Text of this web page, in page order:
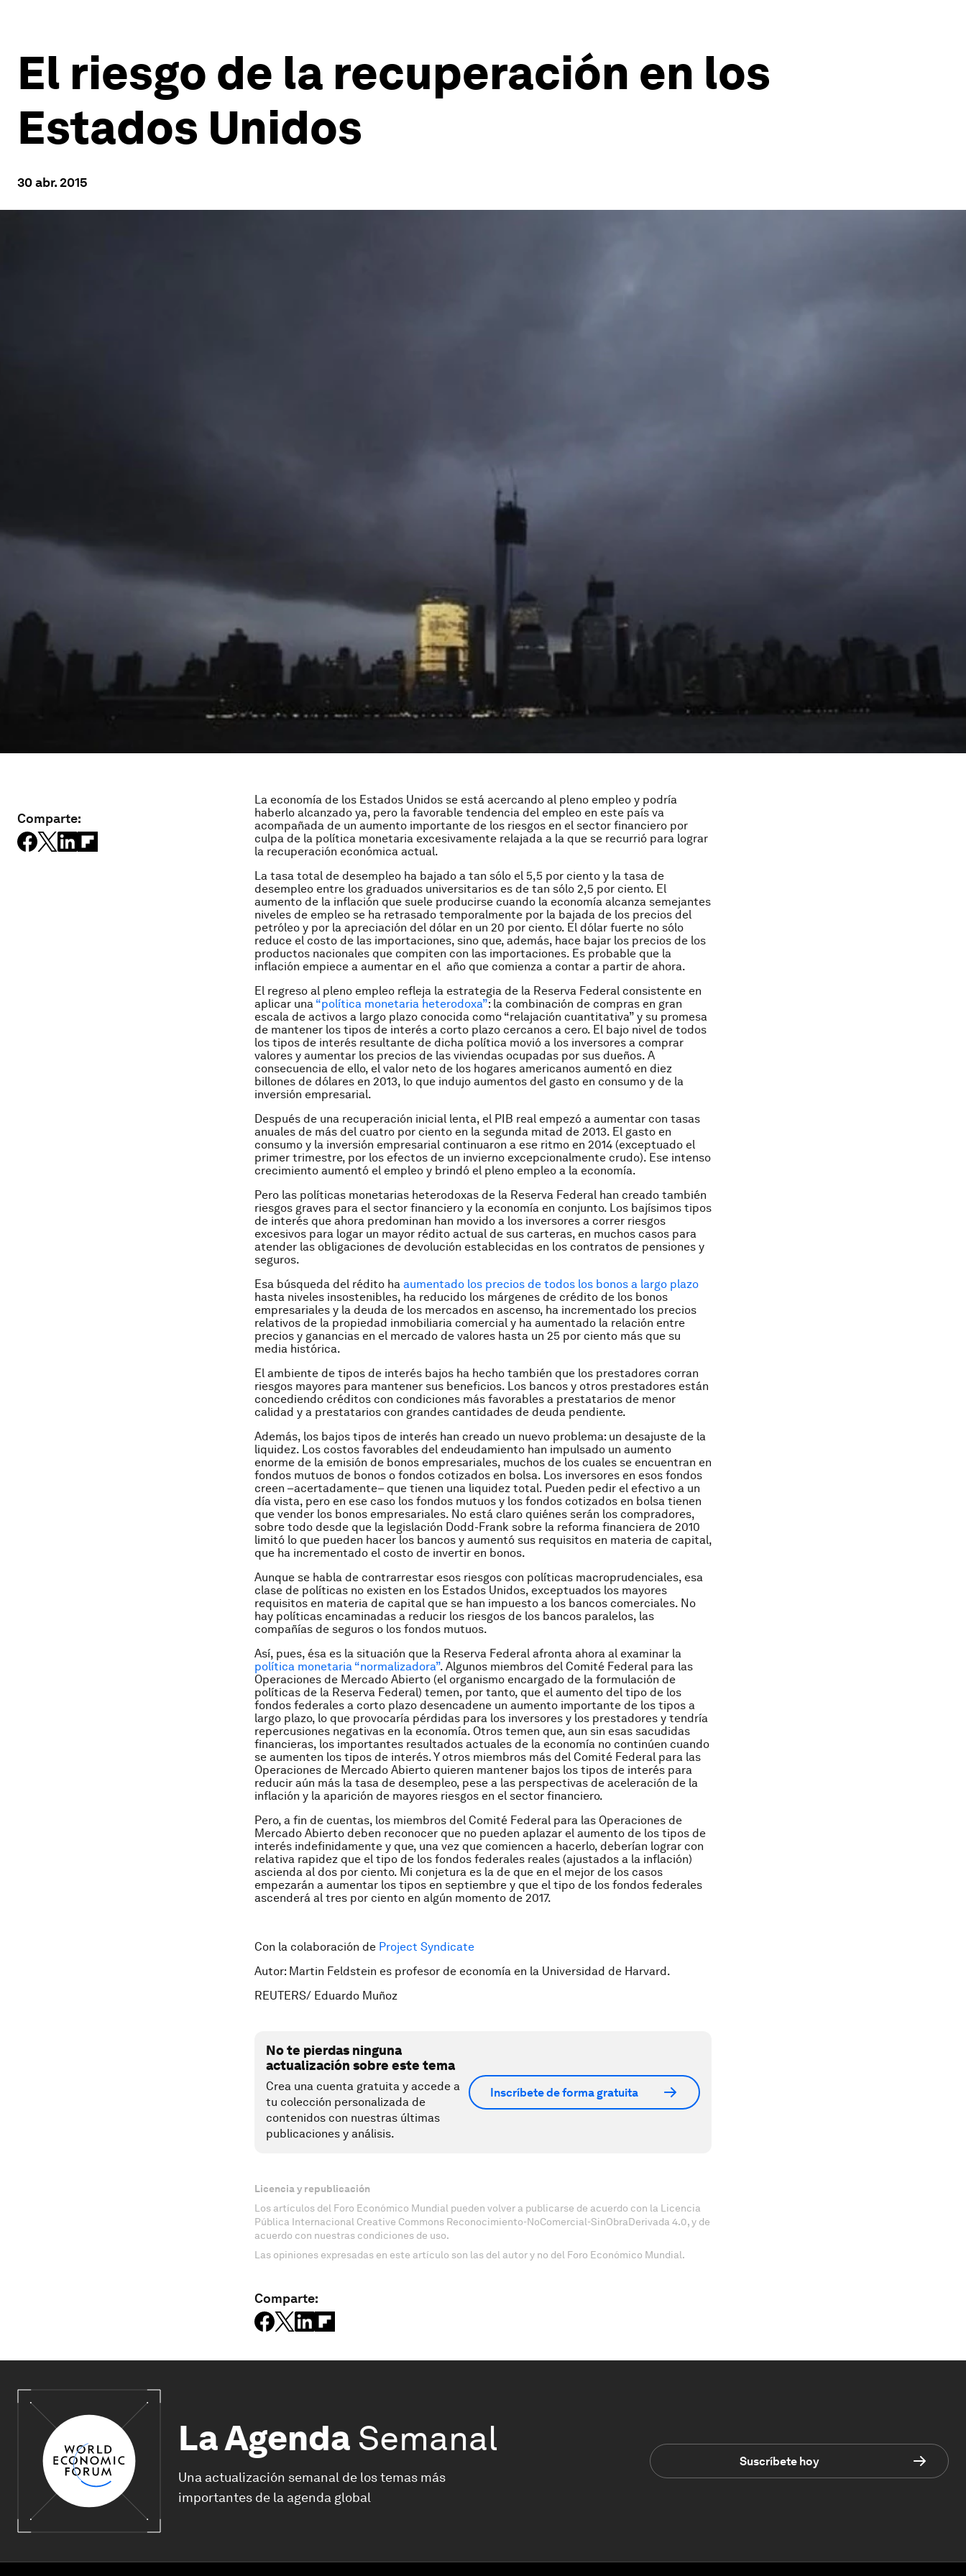
El riesgo de la recuperación en los
Estados Unidos
30 abr. 2015
Comparte:
La economía de los Estados Unidos se está acercando al pleno empleo y podría
haberlo alcanzado ya, pero la favorable tendencia del empleo en este país va
acompañada de un aumento importante de los riesgos en el sector financiero por
culpa de la política monetaria excesivamente relajada a la que se recurrió para lograr
la recuperación económica actual.
La tasa total de desempleo ha bajado a tan sólo el 5,5 por ciento y la tasa de
desempleo entre los graduados universitarios es de tan sólo 2,5 por ciento. El
aumento de la inflación que suele producirse cuando la economía alcanza semejantes
niveles de empleo se ha retrasado temporalmente por la bajada de los precios del
petróleo y por la apreciación del dólar en un 20 por ciento. El dólar fuerte no sólo
reduce el costo de las importaciones, sino que, además, hace bajar los precios de los
productos nacionales que compiten con las importaciones. Es probable que la
inflación empiece a aumentar en el año que comienza a contar a partir de ahora.
El regreso al pleno empleo refleja la estrategia de la Reserva Federal consistente en
aplicar una “política monetaria heterodoxa”: la combinación de compras en gran
escala de activos a largo plazo conocida como “relajación cuantitativa” y su promesa
de mantener los tipos de interés a corto plazo cercanos a cero. El bajo nivel de todos
los tipos de interés resultante de dicha política movió a los inversores a comprar
valores y aumentar los precios de las viviendas ocupadas por sus dueños. A
consecuencia de ello, el valor neto de los hogares americanos aumentó en diez
billones de dólares en 2013, lo que indujo aumentos del gasto en consumo y de la
inversión empresarial.
Después de una recuperación inicial lenta, el PIB real empezó a aumentar con tasas
anuales de más del cuatro por ciento en la segunda mitad de 2013. El gasto en
consumo y la inversión empresarial continuaron a ese ritmo en 2014 (exceptuado el
primer trimestre, por los efectos de un invierno excepcionalmente crudo). Ese intenso
crecimiento aumentó el empleo y brindó el pleno empleo a la economía.
Pero las políticas monetarias heterodoxas de la Reserva Federal han creado también
riesgos graves para el sector financiero y la economía en conjunto. Los bajísimos tipos
de interés que ahora predominan han movido a los inversores a correr riesgos
excesivos para logar un mayor rédito actual de sus carteras, en muchos casos para
atender las obligaciones de devolución establecidas en los contratos de pensiones y
seguros.
Esa búsqueda del rédito ha aumentado los precios de todos los bonos a largo plazo
hasta niveles insostenibles, ha reducido los márgenes de crédito de los bonos
empresariales y la deuda de los mercados en ascenso, ha incrementado los precios
relativos de la propiedad inmobiliaria comercial y ha aumentado la relación entre
precios y ganancias en el mercado de valores hasta un 25 por ciento más que su
media histórica.
El ambiente de tipos de interés bajos ha hecho también que los prestadores corran
riesgos mayores para mantener sus beneficios. Los bancos y otros prestadores están
concediendo créditos con condiciones más favorables a prestatarios de menor
calidad y a prestatarios con grandes cantidades de deuda pendiente.
Además, los bajos tipos de interés han creado un nuevo problema: un desajuste de la
liquidez. Los costos favorables del endeudamiento han impulsado un aumento
enorme de la emisión de bonos empresariales, muchos de los cuales se encuentran en
fondos mutuos de bonos o fondos cotizados en bolsa. Los inversores en esos fondos
creen –acertadamente– que tienen una liquidez total. Pueden pedir el efectivo a un
día vista, pero en ese caso los fondos mutuos y los fondos cotizados en bolsa tienen
que vender los bonos empresariales. No está claro quiénes serán los compradores,
sobre todo desde que la legislación Dodd-Frank sobre la reforma financiera de 2010
limitó lo que pueden hacer los bancos y aumentó sus requisitos en materia de capital,
que ha incrementado el costo de invertir en bonos.
Aunque se habla de contrarrestar esos riesgos con políticas macroprudenciales, esa
clase de políticas no existen en los Estados Unidos, exceptuados los mayores
requisitos en materia de capital que se han impuesto a los bancos comerciales. No
hay políticas encaminadas a reducir los riesgos de los bancos paralelos, las
compañías de seguros o los fondos mutuos.
Así, pues, ésa es la situación que la Reserva Federal afronta ahora al examinar la
política monetaria “normalizadora”. Algunos miembros del Comité Federal para las
Operaciones de Mercado Abierto (el organismo encargado de la formulación de
políticas de la Reserva Federal) temen, por tanto, que el aumento del tipo de los
fondos federales a corto plazo desencadene un aumento importante de los tipos a
largo plazo, lo que provocaría pérdidas para los inversores y los prestadores y tendría
repercusiones negativas en la economía. Otros temen que, aun sin esas sacudidas
financieras, los importantes resultados actuales de la economía no continúen cuando
se aumenten los tipos de interés. Y otros miembros más del Comité Federal para las
Operaciones de Mercado Abierto quieren mantener bajos los tipos de interés para
reducir aún más la tasa de desempleo, pese a las perspectivas de aceleración de la
inflación y la aparición de mayores riesgos en el sector financiero.
Pero, a fin de cuentas, los miembros del Comité Federal para las Operaciones de
Mercado Abierto deben reconocer que no pueden aplazar el aumento de los tipos de
interés indefinidamente y que, una vez que comiencen a hacerlo, deberían lograr con
relativa rapidez que el tipo de los fondos federales reales (ajustados a la inflación)
ascienda al dos por ciento. Mi conjetura es la de que en el mejor de los casos
empezarán a aumentar los tipos en septiembre y que el tipo de los fondos federales
ascenderá al tres por ciento en algún momento de 2017.
Con la colaboración de Project Syndicate
Autor: Martin Feldstein es profesor de economía en la Universidad de Harvard.
REUTERS/ Eduardo Muñoz
No te pierdas ninguna
actualización sobre este tema
Crea una cuenta gratuita y accede a
tu colección personalizada de
contenidos con nuestras últimas
publicaciones y análisis.
Inscríbete de forma gratuita
Licencia y republicación
Los artículos del Foro Económico Mundial pueden volver a publicarse de acuerdo con la Licencia
Pública Internacional Creative Commons Reconocimiento-NoComercial-SinObraDerivada 4.0, y de
acuerdo con nuestras condiciones de uso.
Las opiniones expresadas en este artículo son las del autor y no del Foro Económico Mundial.
Comparte:
La Agenda Semanal
Una actualización semanal de los temas más
importantes de la agenda global
Suscríbete hoy